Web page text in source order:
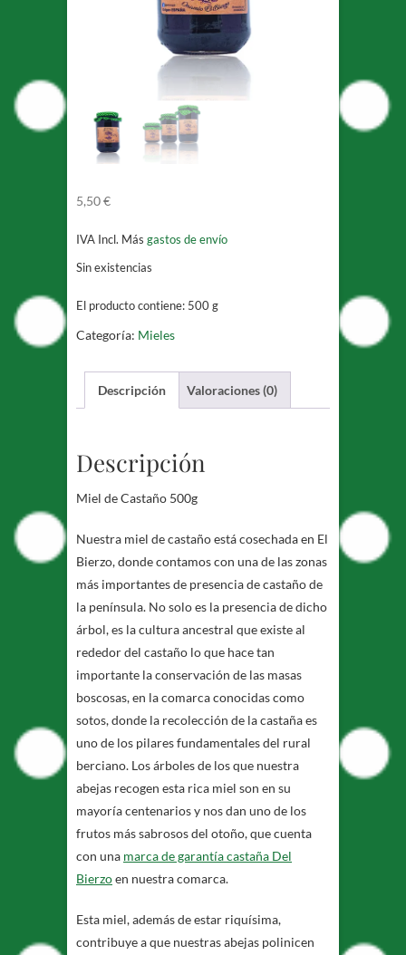
5,50€
IVA Incl. Más gastos de envío
Sin existencias
El producto contiene: 500 g
Categoría: Mieles
Descripción Valoraciones (0)
Descripción
Miel de Castaño 500g
Nuestra miel de castaño está cosechada en El
Bierzo, donde contamos con una de las zonas
más importantes de presencia de castaño de
la península. No solo es la presencia de dicho
árbol, es la cultura ancestral que existe al
rededor del castaño lo que hace tan
importante la conservación de las masas
boscosas, en la comarca conocidas como
sotos, donde la recolección de la castaña es
uno de los pilares fundamentales del rural
berciano. Los árboles de los que nuestra
abejas recogen esta rica miel son en su
mayoría centenarios y nos dan uno de los
frutos más sabrosos del otoño, que cuenta
con una marca de garantía castaña Del
Bierzoen nuestra comarca.
Esta miel, además de estar riquísima,
contribuye a que nuestras abejas polinicen